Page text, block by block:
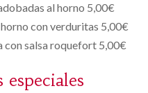
al horno 5,00€
con verduritas 5,00€
con salsa roquefort 5,00€
especiales